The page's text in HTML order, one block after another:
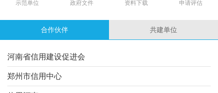
示范单位 政府文件 资料下载 申请评估
合作伙伴 共建单位
河南省信用建设促进会
郑州市信用中心